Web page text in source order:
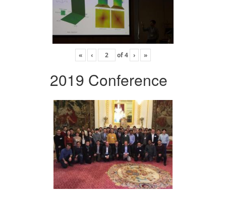
« ‹ of4 › »
2019 Conference